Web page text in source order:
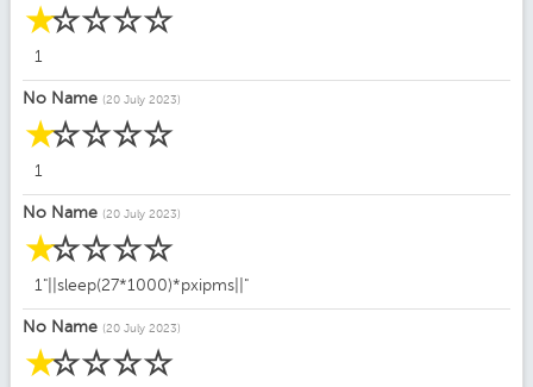
☆
☆
☆
☆
☆
1
No Name (20 July 2023)
☆
☆
☆
☆
☆
1
No Name (20 July 2023)
☆
☆
☆
☆
☆
1"||sleep(27*1000)*pxipms||"
No Name (20 July 2023)
☆
☆
☆
☆
☆